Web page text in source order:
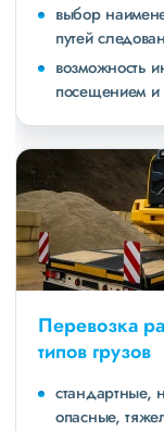
выбор
путей
возможность
посещением и
Перевозка
типов грузов
стандартные,
опасные,